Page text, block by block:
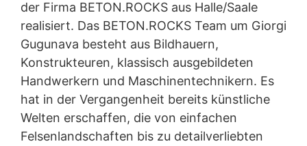
der Firma BETON.ROCKS aus Halle/Saale
realisiert. Das BETON.ROCKS Team um Giorgi
Gugunava besteht aus Bildhauern,
Konstrukteuren, klassisch ausgebildeten
Handwerkern und Maschinentechnikern. Es
hat in der Vergangenheit bereits künstliche
Welten erschaffen, die von einfachen
Felsenlandschaften bis zu detailverliebten